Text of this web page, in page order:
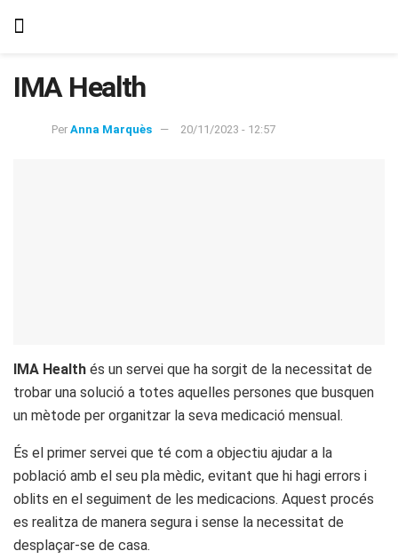
IMA Health
Per Anna Marquès 20/11/2023 - 12:57
IMA Health és un servei que ha sorgit de la necessitat de
trobar una solució a totes aquelles persones que busquen
un mètode per organitzar la seva medicació mensual.
És el primer servei que té com a objectiu ajudar a la
població amb el seu pla mèdic, evitant que hi hagi errors i
oblits en el seguiment de les medicacions. Aquest procés
es realitza de manera segura i sense la necessitat de
desplaçar-se de casa.